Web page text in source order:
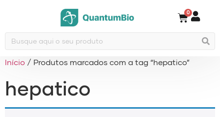
0
Início / Produtos marcados com a tag “hepatico”
hepatico